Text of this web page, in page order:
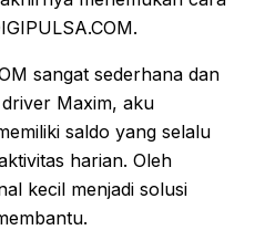
sangat sederhana dan
Maxim, aku
saldo yang selalu
harian. Oleh
kecil menjadi solusi